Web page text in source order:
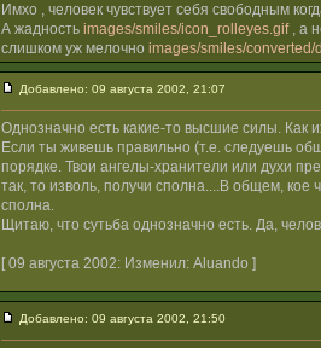
Имхо , человек чувствует себя свободным
А жадность images/smiles/icon_rolleyes.gif, а
слишком уж мелочно images/smiles/converted/
Добавлено: 09 августа 2002, 21:07
Однозначно есть какие-то высшие силы. Как
Если ты живешь правильно (т.е. следуешь
порядке. Твои ангелы-хранители или духи
так, то изволь, получи сполна....В общем, кое
сполна.
Щитаю, что сутьба однозначно есть. Да,
[ 09 августа 2002: Изменил: Aluando ]
Добавлено: 09 августа 2002, 21:50